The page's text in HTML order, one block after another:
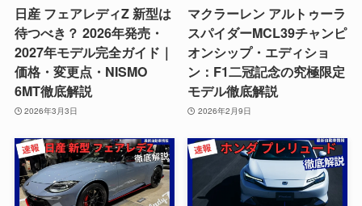
日産 フェアレディZ 新型は
待つべき？ 2026年発売・
2027年モデル完全ガイド｜
価格・変更点・NISMO
6MT徹底解説
2026年3月3日
マクラーレン アルトゥーラ
スパイダーMCL39チャンピ
オンシップ・エディショ
ン：F1二冠記念の究極限定
モデル徹底解説
2026年2月9日